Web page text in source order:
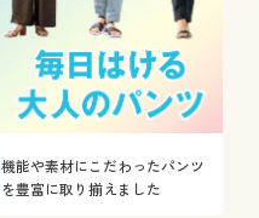
機能や素材にこだわったパンツ
を豊富に取り揃えました